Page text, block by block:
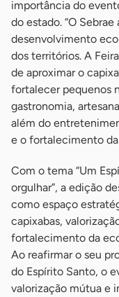
importância do
do estado. “O
desenvolvimento
dos territórios. A
de aproximar o
fortalecer pequenos
gastronomia,
além do
e o fortalecimento
Com o tema “Um
orgulhar”, a edição
como espaço
capixabas,
fortalecimento da
Ao reafirmar o seu
do Espírito Santo, o
valorização mútua e